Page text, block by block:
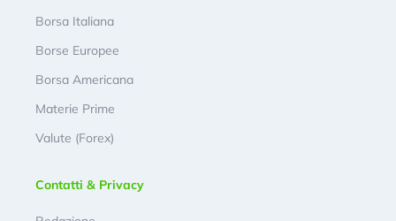
Borsa Italiana
Borse Europee
Borsa Americana
Materie Prime
Valute (Forex)
Contatti & Privacy